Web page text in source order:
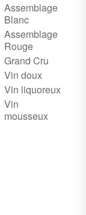
Assemblage
Blanc
Assemblage
Rouge
Grand Cru
Vin doux
Vin liquoreux
Vin
mousseux